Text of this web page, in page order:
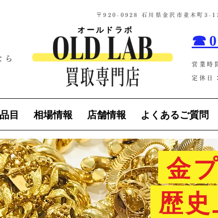
〒920-0928 石川県金沢市並木町3-
ら
オールドラボ
営業時
定休日
目 相場情報 店舗情報 よくあるご質問
金
歴史